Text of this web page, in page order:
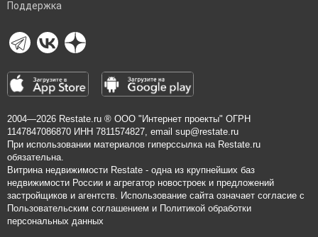
Поддержка
2004—2026 Restate.ru ® ООО "Интернет проекты" ОГРН
1147847086870 ИНН 7811574827, email sup@restate.ru
При использовании материалов гиперссылка на Restate.ru
обязательна.
Витрина недвижимости Restate - одна из крупнейших баз
недвижимости России и агрегатор новостроек и предложений
застройщиков и агентств. Использование сайта означает согласие с
Пользовательским соглашением и Политикой обработки
персональных данных